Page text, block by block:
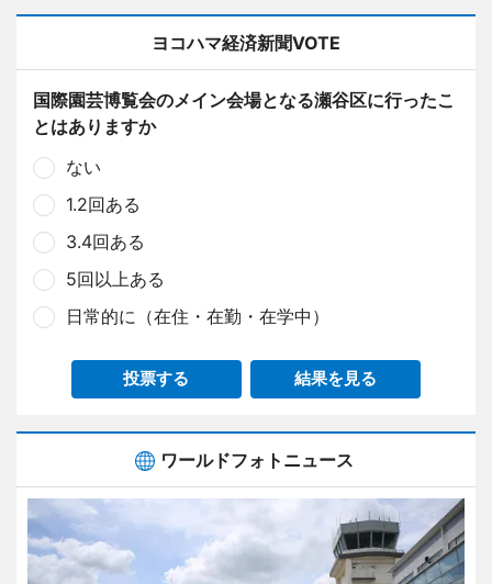
ヨコハマ経済新聞VOTE
国際園芸博覧会のメイン会場となる瀬谷区に行ったこ
とはありますか
ない
1.2回ある
3.4回ある
5回以上ある
日常的に（在住・在勤・在学中）
投票する 結果を見る
ワールドフォトニュース